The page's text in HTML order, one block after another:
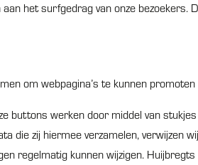
het surfgedrag van onze
om webpagina’s te kunnen
buttons werken door middel van
die zij hiermee verzamelen, verwijzen
regelmatig kunnen wijzigen.